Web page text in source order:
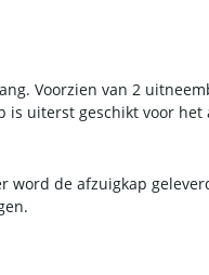
Voorzien van 2
is uiterst geschikt voor
word de afzuigkap